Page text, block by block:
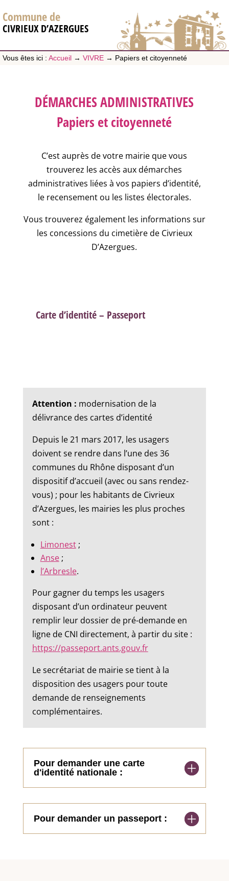
Commune de
CIVRIEUX D’AZERGUES
Vous êtes ici : Accueil → VIVRE → Papiers et citoyenneté
DÉMARCHES ADMINISTRATIVES
Papiers et citoyenneté
C’est auprès de votre mairie que vous
trouverez les accès aux démarches
administratives liées à vos papiers d’identité,
le recensement ou les listes électorales.
Vous trouverez également les informations sur
les concessions du cimetière de Civrieux
D’Azergues.
Carte d’identité – Passeport
Attention : modernisation de la
délivrance des cartes d’identité
Depuis le 21 mars 2017, les usagers
doivent se rendre dans l’une des 36
communes du Rhône disposant d’un
dispositif d’accueil (avec ou sans rendez-
vous) ; pour les habitants de Civrieux
d’Azergues, les mairies les plus proches
sont :
Limonest;
Anse;
l’Arbresle.
Pour gagner du temps les usagers
disposant d’un ordinateur peuvent
remplir leur dossier de pré-demande en
ligne de CNI directement, à partir du site :
https://passeport.ants.gouv.fr
Le secrétariat de mairie se tient à la
disposition des usagers pour toute
demande de renseignements
complémentaires.
Pour demander une carte
d'identité nationale :
Pour demander un passeport :